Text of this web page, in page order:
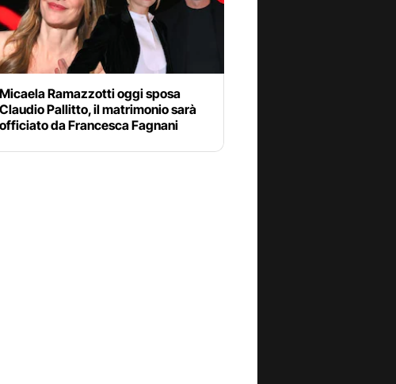
Micaela Ramazzotti oggi sposa
Claudio Pallitto, il matrimonio sarà
officiato da Francesca Fagnani